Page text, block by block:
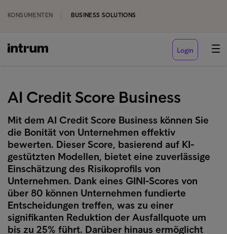
KONSUMENTEN BUSINESS SOLUTIONS
Login
AI Credit Score Business
Mit dem AI Credit Score Business können Sie
die Bonität von Unternehmen effektiv
bewerten. Dieser Score, basierend auf KI-
gestützten Modellen, bietet eine zuverlässige
Einschätzung des Risikoprofils von
Unternehmen. Dank eines GINI-Scores von
über 80 können Unternehmen fundierte
Entscheidungen treffen, was zu einer
signifikanten Reduktion der Ausfallquote um
bis zu 25% führt. Darüber hinaus ermöglicht